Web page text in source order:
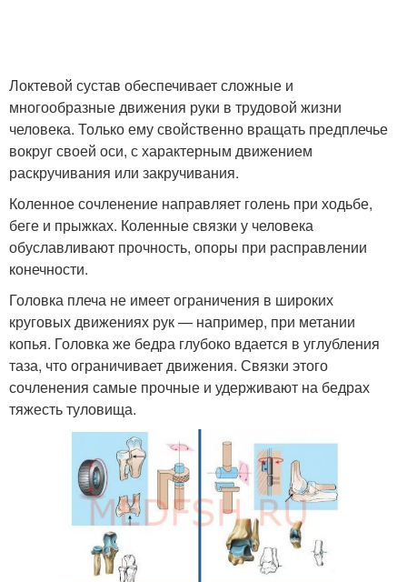
Локтевой сустав обеспечивает сложные и
многообразные движения руки в трудовой жизни
человека. Только ему свойственно вращать предплечье
вокруг своей оси, с характерным движением
раскручивания или закручивания.
Коленное сочленение направляет голень при ходьбе,
беге и прыжках. Коленные связки у человека
обуславливают прочность, опоры при расправлении
конечности.
Головка плеча не имеет ограничения в широких
круговых движениях рук — например, при метании
копья. Головка же бедра глубоко вдается в углубления
таза, что ограничивает движения. Связки этого
сочленения самые прочные и удерживают на бедрах
тяжесть туловища.